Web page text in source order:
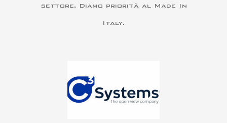
settore. Diamo priorità al Made In
Italy.